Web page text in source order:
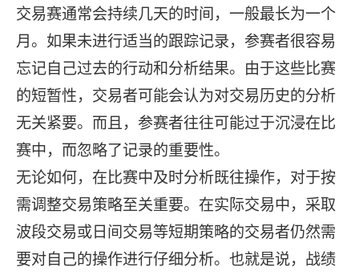
交易赛通常会持续几天的时间，一般最长为一个
月。如果未进行适当的跟踪记录，参赛者很容易
忘记自己过去的行动和分析结果。由于这些比赛
的短暂性，交易者可能会认为对交易历史的分析
无关紧要。而且，参赛者往往可能过于沉浸在比
赛中，而忽略了记录的重要性。
无论如何，在比赛中及时分析既往操作，对于按
需调整交易策略至关重要。在实际交易中，采取
波段交易或日间交易等短期策略的交易者仍然需
要对自己的操作进行仔细分析。也就是说，战绩